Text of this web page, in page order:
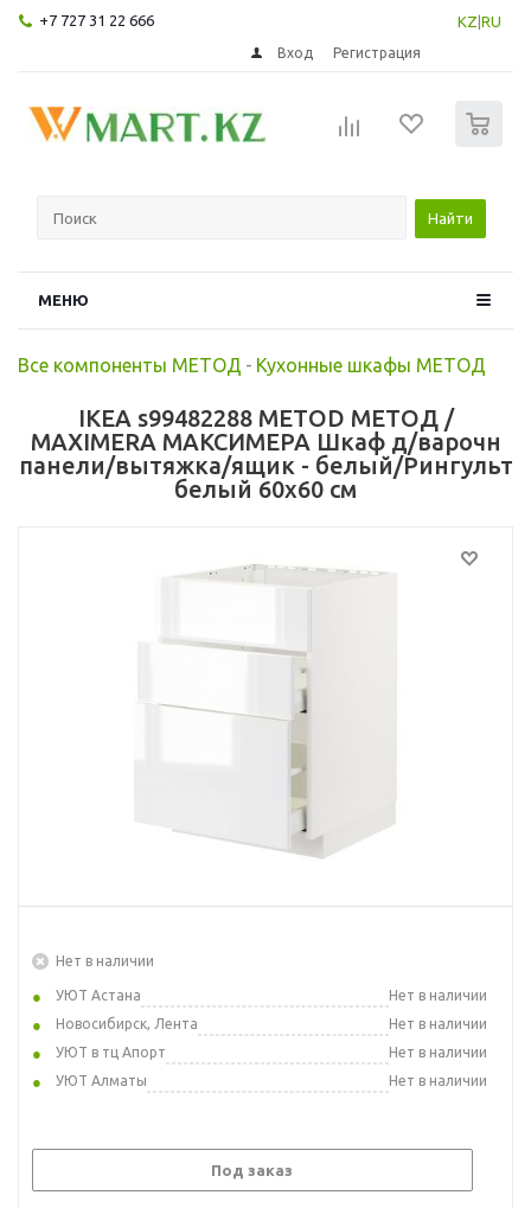
+7 727 31 22 666 KZ RU
Вход Регистрация
Найти
МЕНЮ
Все компоненты МЕТОД - Кухонные шкафы МЕТОД
IKEA s99482288 METOD МЕТОД /
MAXIMERA МАКСИМЕРА Шкаф д/варочн
панели/вытяжка/ящик - белый/Рингульт
белый 60x60 см
Нет в наличии
УЮТ Астана
Нет в наличии
Новосибирск, Лента
Нет в наличии
УЮТ в тц Апорт
Нет в наличии
УЮТ Алматы
Нет в наличии
Под заказ